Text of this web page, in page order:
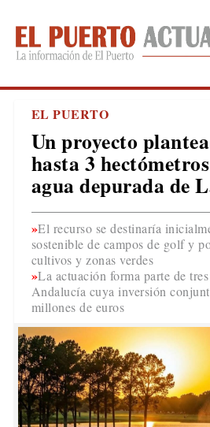
EL PUERTO
Un proyecto
hasta 3
agua depurada de
El recurso se destinaría
sostenible de campos de golf y
cultivos y zonas verdes
La actuación forma parte de
Andalucía cuya inversión
millones de euros